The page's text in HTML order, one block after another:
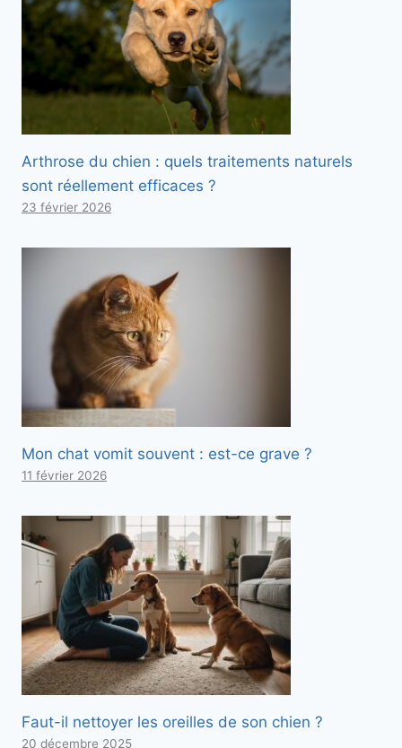
Arthrose du chien : quels traitements naturels
sont réellement efficaces ?
23 février 2026
Mon chat vomit souvent : est-ce grave ?
11 février 2026
Faut-il nettoyer les oreilles de son chien ?
20 décembre 2025